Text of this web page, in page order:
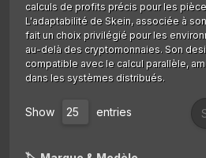
calculs de profits précis pour les
L'adaptabilité de Skein, associée à
fait un choix privilégié pour les
au-delà des cryptomonnaies. Son
compatible avec le calcul parallèle,
dans les systèmes distribués.
Show entries